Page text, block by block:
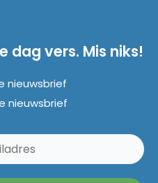
dag vers. Mis niks!
nieuwsbrief
nieuwsbrief